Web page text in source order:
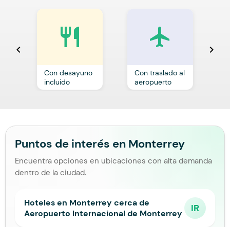
chevron_left
restaurant
Con desayuno
incluido
local_airport
Con traslado al
aeropuerto
chevron_right
Puntos de interés en Monterrey
Encuentra opciones en ubicaciones con alta demanda
dentro de la ciudad.
Hoteles en Monterrey cerca de
Aeropuerto Internacional de Monterrey
IR